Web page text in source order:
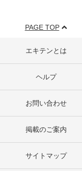
PAGE TOP
エキテンとは
ヘルプ
お問い合わせ
掲載のご案内
サイトマップ